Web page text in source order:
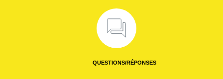
QUESTIONS/RÉPONSES